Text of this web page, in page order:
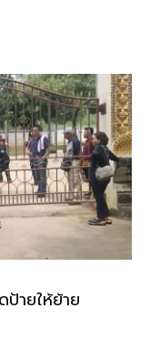
ายให้ย้าย